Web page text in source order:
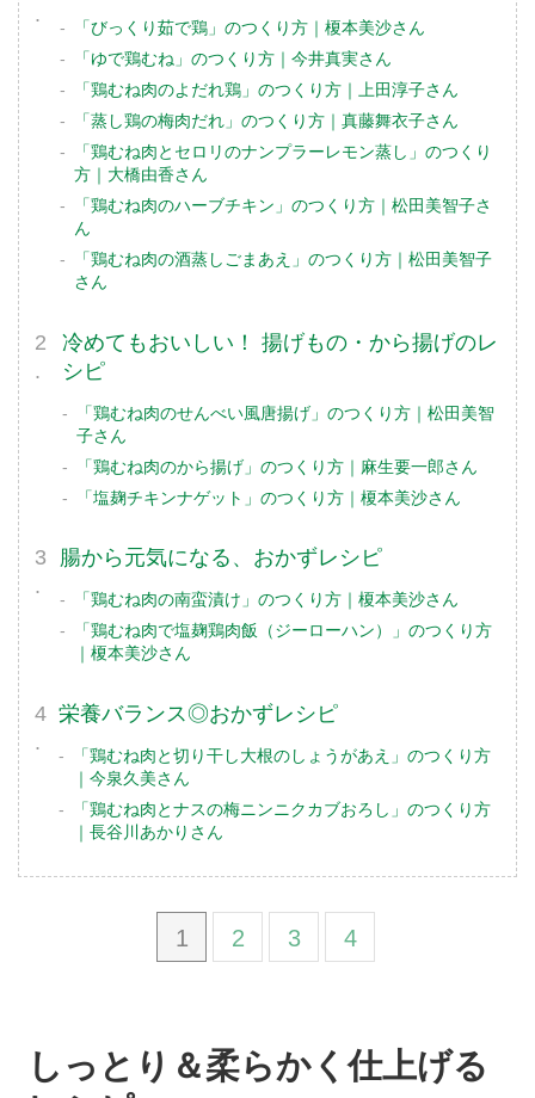
「びっくり茹で鶏」のつくり方｜榎本美沙さん
「ゆで鶏むね」のつくり方｜今井真実さん
「鶏むね肉のよだれ鶏」のつくり方｜上田淳子さん
「蒸し鶏の梅肉だれ」のつくり方｜真藤舞衣子さん
「鶏むね肉とセロリのナンプラーレモン蒸し」のつくり
方｜大橋由香さん
「鶏むね肉のハーブチキン」のつくり方｜松田美智子さ
ん
「鶏むね肉の酒蒸しごまあえ」のつくり方｜松田美智子
さん
冷めてもおいしい！ 揚げもの・から揚げのレ
シピ
「鶏むね肉のせんべい風唐揚げ」のつくり方｜松田美智
子さん
「鶏むね肉のから揚げ」のつくり方｜麻生要一郎さん
「塩麹チキンナゲット」のつくり方｜榎本美沙さん
腸から元気になる、おかずレシピ
「鶏むね肉の南蛮漬け」のつくり方｜榎本美沙さん
「鶏むね肉で塩麹鶏肉飯（ジーローハン）」のつくり方
｜榎本美沙さん
栄養バランス◎おかずレシピ
「鶏むね肉と切り干し大根のしょうがあえ」のつくり方
｜今泉久美さん
「鶏むね肉とナスの梅ニンニクカブおろし」のつくり方
｜長谷川あかりさん
1 2 3 4
しっとり＆柔らかく仕上げる